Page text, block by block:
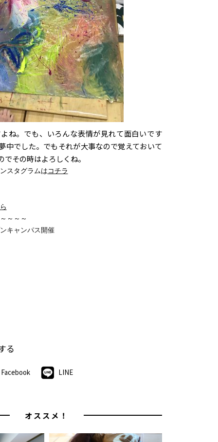
ね。でも、いろんな表情が見れて面白いです
中でした。でもそれが大事なので覚えておいて
その時はよろしくね。
スタグラムはコチラ
～～～
キャンパス開催
る
Facebook LINE
オススメ！